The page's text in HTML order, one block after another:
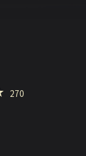
270